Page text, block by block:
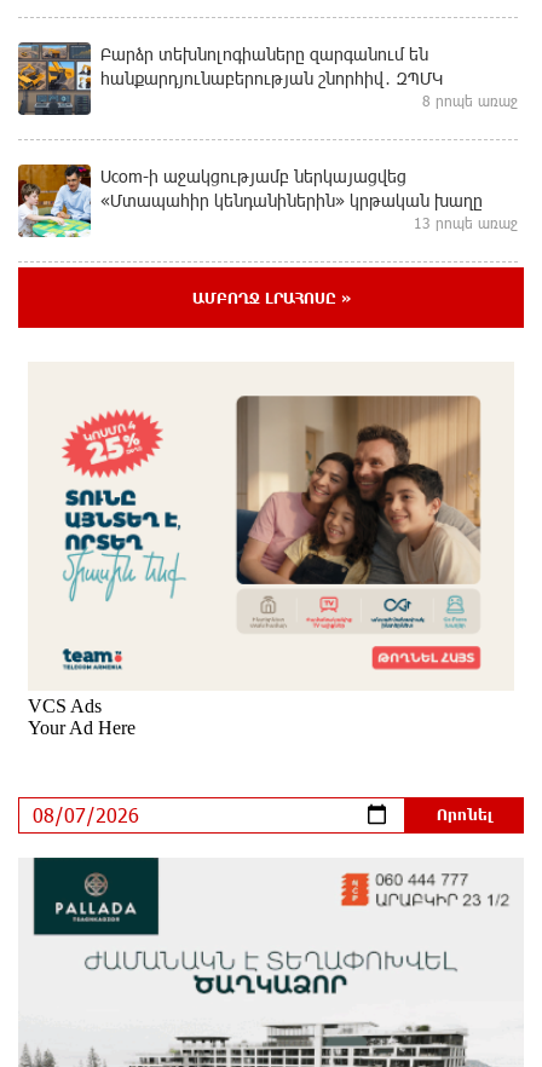
Բարձր տեխնոլոգիաները զարգանում են
հանքարդյունաբերության շնորհիվ․ ԶՊՄԿ
8 րոպե առաջ
Ucom-ի աջակցությամբ ներկայացվեց
«Մտապահիր կենդանիներին» կրթական խաղը
13 րոպե առաջ
Այսօր ժամը 15:00 ից «Ուժեղ Հայաստան»-ի
Այսօր ամոթի օր է, այսօր Էջմիածնում դատում են
Ամենայն Հայոց Կաթողիկոսին․ Մարիաննա
Ղահրամանյան
24 րոպե առաջ
«ՀայաՔվեն» կանգնած է Հայ առաքելական
եկեղեցու պաշտպանության առաջնագծում
մեկ ժամ առաջ
«ՀայաՔվե»-ն խստորեն դատապարտում է
Գարեգին Բ-ի և եպիսկոպոսների նկատմամբ
ղեկավար, ՀՀ Զինված ուժերի պահեստազորի
փոխգնդապետ, հետախուզական զորքերի սպա
Արսեն Վարդանյանի ծննդյան տարեդարձն է
լինելու․ հասցեներ
11 ժամ առաջ
ԱՄԲՈՂՋ ԼՐԱՀՈՍԸ »